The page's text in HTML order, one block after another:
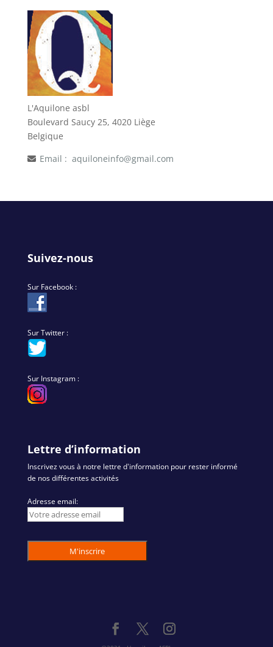
L'Aquilone asbl
Boulevard Saucy 25, 4020 Liège
Belgique
Email : aquiloneinfo@gmail.com
Suivez-nous
Sur Facebook :
Sur Twitter :
Sur Instagram :
Lettre d’information
Inscrivez vous à notre lettre d'information pour rester informé
de nos différentes activités
Adresse email: